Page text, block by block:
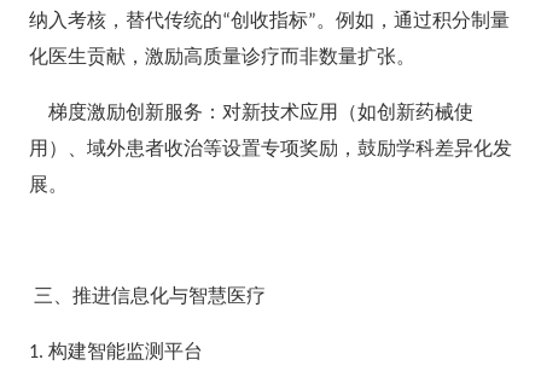
纳入考核，替代传统的“创收指标”。例如，通过积分制量
化医生贡献，激励高质量诊疗而非数量扩张。
梯度激励创新服务：对新技术应用（如创新药械使
用）、域外患者收治等设置专项奖励，鼓励学科差异化发
展。
三、推进信息化与智慧医疗
1. 构建智能监测平台